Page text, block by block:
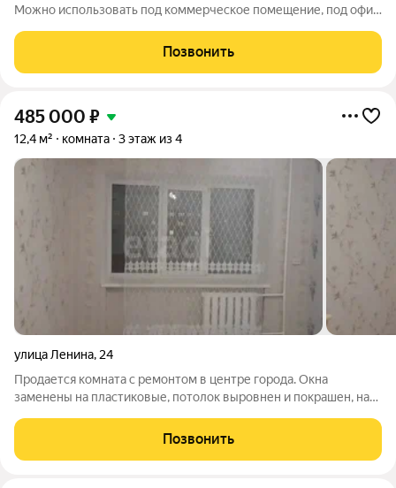
Можно использовать под коммерческое помещение, под офис.
линии», большая проходимость. Развитая инфраструктура,
рядом школа, детский
Позвонить
485 000 ₽
12,4 м² комната 3 этаж из 4
улица Ленина, 24
Продается комната с ремонтом в центре города. Окна
заменены на пластиковые, потолок выровнен и покрашен, на
постелен линолеум, заменена проводка, комната на удобном 3
этаже. В подарок останется
Позвонить